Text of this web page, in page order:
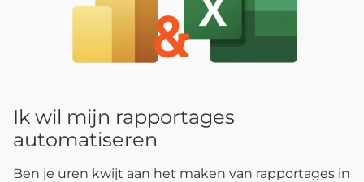
Ik wil mijn rapportages
automatiseren
Ben je uren kwijt aan het maken van rapportages in